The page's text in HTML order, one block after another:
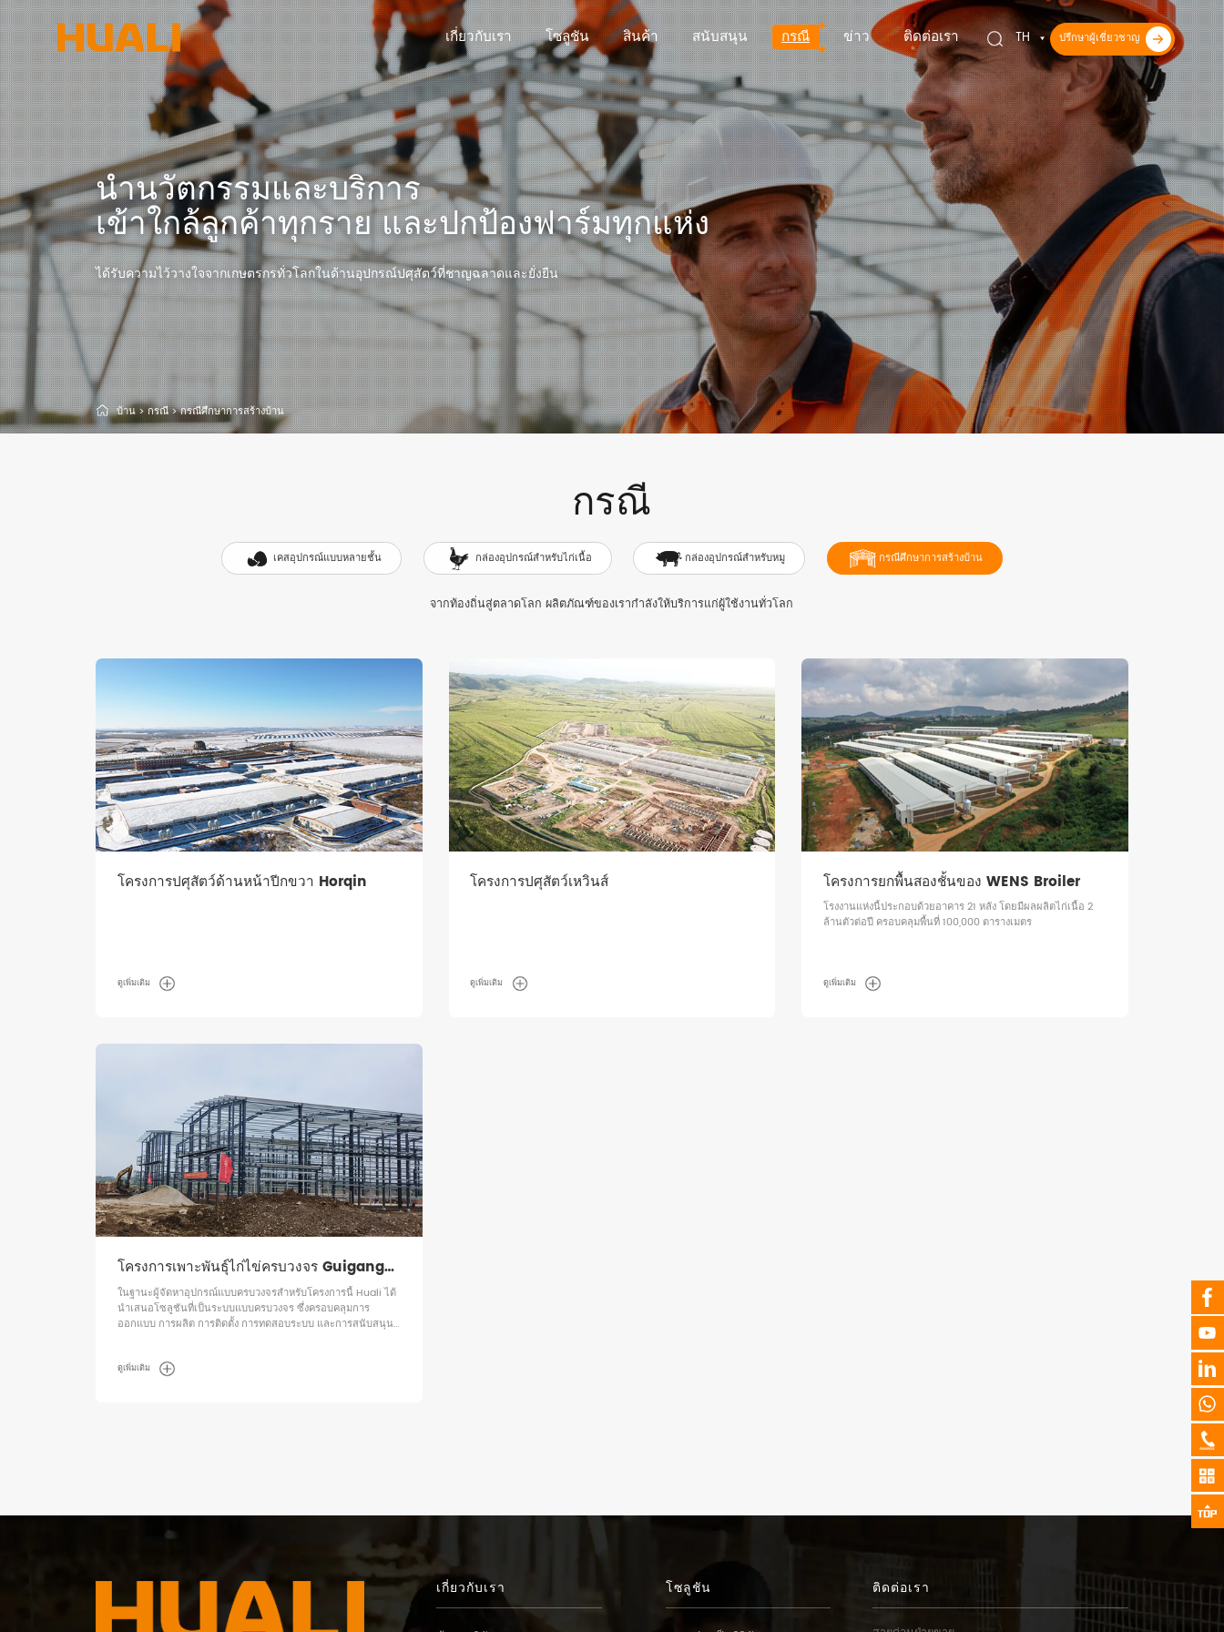
ปรึกษาผู้เชี่ยวชาญ
TH
เกี่ยวกับเรา โซลูชัน สินค้า สนับสนุน กรณี ข่าว ติดต่อเรา
นำนวัตกรรมและบริการ
เข้าใกล้ลูกค้าทุกราย และปกป้องฟาร์มทุกแห่ง
ได้รับความไว้วางใจจากเกษตรกรทั่วโลกในด้านอุปกรณ์ปศุสัตว์ที่ชาญฉลาดและยั่งยืน
บ้าน>กรณี>กรณีศึกษาการสร้างบ้าน
กรณี
เคสอุปกรณ์แบบหลายชั้น กล่องอุปกรณ์สำหรับไก่เนื้อ กล่องอุปกรณ์สำหรับหมู กรณีศึกษาการสร้างบ้าน
จากท้องถิ่นสู่ตลาดโลก ผลิตภัณฑ์ของเรากำลังให้บริการแก่ผู้ใช้งานทั่วโลก
โครงการปศุสัตว์ด้านหน้าปีกขวา Horqin
ดูเพิ่มเติม
โครงการปศุสัตว์เหวินส์
ดูเพิ่มเติม
โครงการยกพื้นสองชั้นของ WENS Broiler
โรงงานแห่งนี้ประกอบด้วยอาคาร 21 หลัง โดยมีผลผลิตไก่เนื้อ 2
ล้านตัวต่อปี ครอบคลุมพื้นที่ 100,000 ตารางเมตร
ดูเพิ่มเติม
โครงการเพาะพันธุ์ไก่ไข่ครบวงจร Guigang
Tongfa จำนวน 3.6 ล้านตัว
ในฐานะผู้จัดหาอุปกรณ์แบบครบวงจรสำหรับโครงการนี้ Huali ได้
นำเสนอโซลูชันที่เป็นระบบแบบครบวงจร ซึ่งครอบคลุมการ
ออกแบบ การผลิต การติดตั้ง การทดสอบระบบ และการสนับสนุน
ดูเพิ่มเติม
เกี่ยวกับเรา โซลูชัน ติดต่อเรา